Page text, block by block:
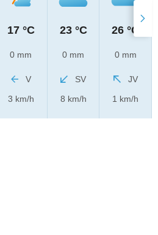
17 °C
0 mm
V
3 km/h
23 °C
0 mm
SV
8 km/h
26 °C
0 mm
JV
1 km/h